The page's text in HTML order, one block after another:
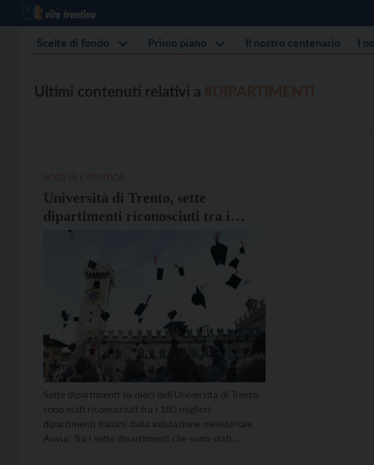
Scelte di fondo Primo piano Il nostro centenario I
Ultimi contenuti relativi a
Università di Trento, sette
dipartimenti riconosciuti tra i
migliori in Italia
Sette dipartimenti su dieci dell’Università di Trento
sono stati riconosciuti tra i 180 migliori
dipartimenti italiani dalla valutazione ministeriale
Anvur. Tra i sette dipartimenti che sono stati